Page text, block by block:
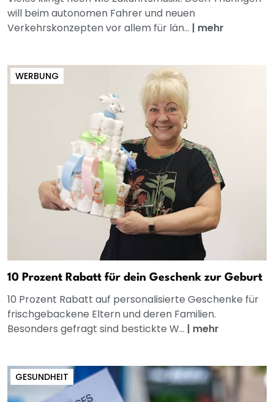
will beim autonomen Fahrer und neuen
Verkehrskonzepten vor allem für län... | mehr
WERBUNG
10 Prozent Rabatt für dein Geschenk zur Geburt
10 Prozent Rabatt auf personalisierte Geschenke für
frischgebackene Eltern und deren Familien.
Besonders gefragt sind bestickte W... | mehr
GESUNDHEIT